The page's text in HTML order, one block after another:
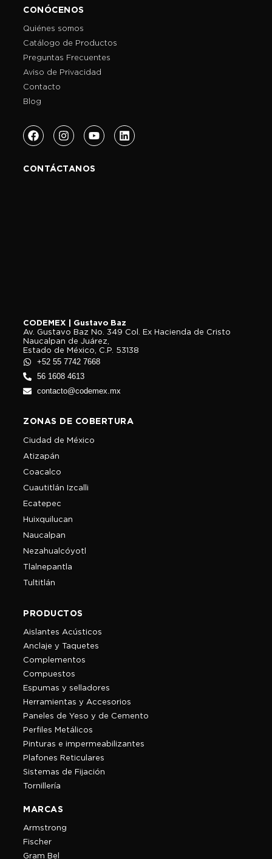
CONÓCENOS
Quiénes somos
Catálogo de Productos
Preguntas Frecuentes
Aviso de Privacidad
Contacto
Blog
CONTÁCTANOS
CODEMEX | Gustavo Baz
Av. Gustavo Baz No. 349 Col. Ex Hacienda de Cristo
Naucalpan de Juárez,
Estado de México, C.P. 53138
+52 55 7742 7668
56 1608 4613
contacto@codemex.mx
ZONAS DE COBERTURA
Ciudad de México
Atizapán
Coacalco
Cuautitlán Izcalli
Ecatepec
Huixquilucan
Naucalpan
Nezahualcóyotl
Tlalnepantla
Tultitlán
PRODUCTOS
Aislantes Acústicos
Anclaje y Taquetes
Complementos
Compuestos
Espumas y selladores
Herramientas y Accesorios
Paneles de Yeso y de Cemento
Perfiles Metálicos
Pinturas e impermeabilizantes
Plafones Reticulares
Sistemas de Fijación
Tornillería
MARCAS
Armstrong
Fischer
Gram Bel